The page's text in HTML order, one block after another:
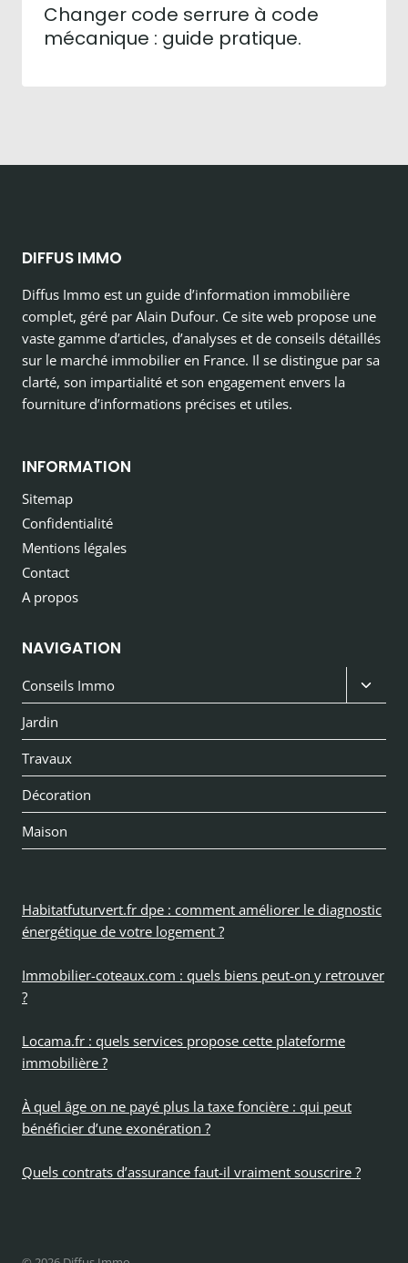
Changer code serrure à code
mécanique : guide pratique.
DIFFUS IMMO
Diffus Immo est un guide d’information immobilière
complet, géré par Alain Dufour. Ce site web propose une
vaste gamme d’articles, d’analyses et de conseils détaillés
sur le marché immobilier en France. Il se distingue par sa
clarté, son impartialité et son engagement envers la
fourniture d’informations précises et utiles.
INFORMATION
Sitemap
Confidentialité
Mentions légales
Contact
A propos
NAVIGATION
Conseils Immo
le
menu
Jardin
Travaux
Décoration
Maison
Habitatfuturvert.fr dpe : comment améliorer le diagnostic
énergétique de votre logement ?
Immobilier-coteaux.com : quels biens peut-on y retrouver
?
Locama.fr : quels services propose cette plateforme
immobilière ?
À quel âge on ne payé plus la taxe foncière : qui peut
bénéficier d’une exonération ?
Quels contrats d’assurance faut-il vraiment souscrire ?